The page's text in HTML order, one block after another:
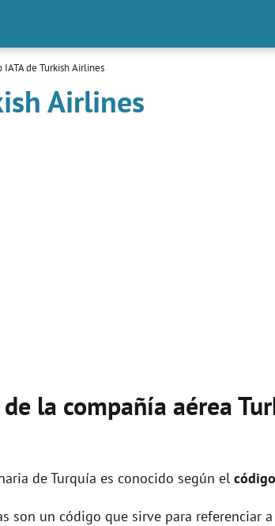
IATA de Turkish Airlines
Airlines
la compañía aérea
de Turquía es conocido según el
son un código que sirve para referenciar